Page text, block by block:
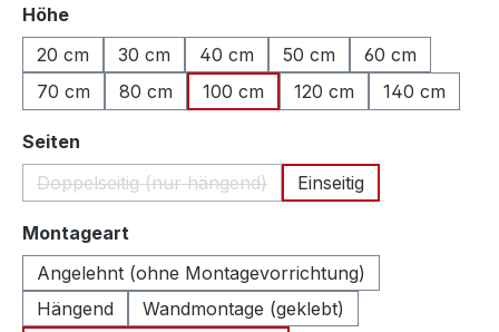
Höheauswählen
20 cm
30 cm 40 cm 50 cm
60 cm
70 cm
80 cm 100 cm 120 cm 140 cm
Seiten
Doppelseitig (nur hängend)
(Diese Option ist zurzeit nicht verfügbar.)
Einseitig
Montageart
Angelehnt (ohne Montagevorrichtung)
Hängend
Wandmontage (geklebt)